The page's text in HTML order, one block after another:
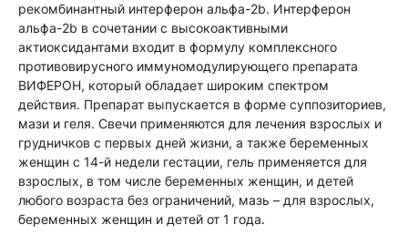
рекомбинантный интерферон альфа-2b. Интерферон
альфа-2b в сочетании с высокоактивными
актиоксидантами входит в формулу комплексного
противовирусного иммуномодулирующего препарата
ВИФЕРОН, который обладает широким спектром
действия. Препарат выпускается в форме суппозиториев,
мази и геля. Свечи применяются для лечения взрослых и
грудничков с первых дней жизни, а также беременных
женщин с 14-й недели гестации, гель применяется для
взрослых, в том числе беременных женщин, и детей
любого возраста без ограничений, мазь – для взрослых,
беременных женщин и детей от 1 года.